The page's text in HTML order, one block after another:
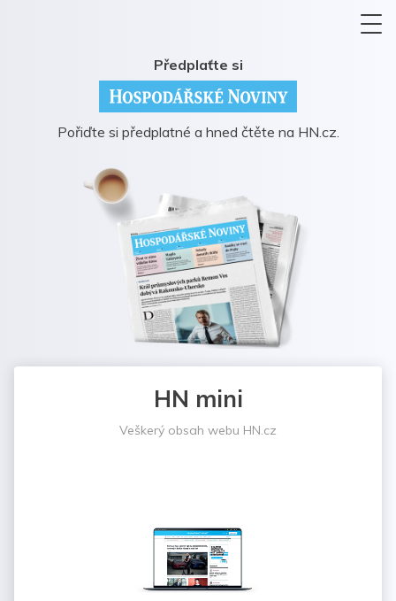
Předplaťte si
Pořiďte si předplatné a hned čtěte na HN.cz.
HN mini
Veškerý obsah webu HN.cz